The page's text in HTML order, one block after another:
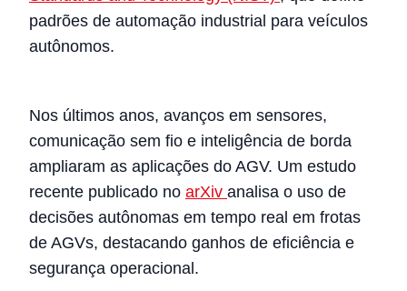
padrões de automação industrial para veículos
autônomos.
Nos últimos anos, avanços em sensores,
comunicação sem fio e inteligência de borda
ampliaram as aplicações do AGV. Um estudo
recente publicado no arXiv analisa o uso de
decisões autônomas em tempo real em frotas
de AGVs, destacando ganhos de eficiência e
segurança operacional.